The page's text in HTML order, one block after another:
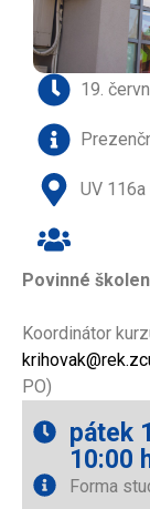
19.
UV
Povinné
Koordinátor
PO)
pátek
10:00
Forma